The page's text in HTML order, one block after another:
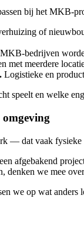
bij het MKB-
of
MKB-bedrijven
met meerdere
Logistieke en
speelt en welke
— dat vaak fysieke
afgebakend
denken we mee
we op wat